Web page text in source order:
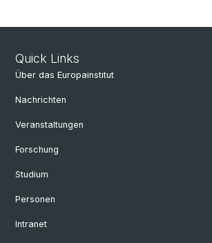
Quick Links
Über das Europainstitut
Nachrichten
Veranstaltungen
Forschung
Studium
Personen
Intranet